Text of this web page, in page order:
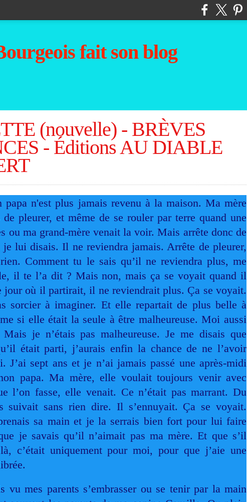
fait son blog
(nouvelle) - BRÈVES
- Éditions AU DIABLE
papa n'est plus jamais revenu à la maison. Ma mère
de pleurer, et même de se rouler par terre quand une
ou ma grand-mère venait la voir. Mais arrête donc de
je lui disais. Il ne reviendra jamais. Arrête de pleurer,
Comment tu le sais qu’il ne reviendra plus, me
il te l’a dit ? Mais non, mais ça se voyait quand il
jour où il partirait, il ne reviendrait plus. Ça se voyait.
sorcier à imaginer. Et elle repartait de plus belle à
si elle était la seule à être malheureuse. Moi aussi
Mais je n’étais pas malheureuse. Je me disais que
était parti, j’aurais enfin la chance de ne l’avoir
J’ai sept ans et je n’ai jamais passé une après-midi
papa. Ma mère, elle voulait toujours venir avec
l’on fasse, elle venait. Ce n’était pas marrant. Du
suivait sans rien dire. Il s’ennuyait. Ça se voyait.
sa main et je la serrais bien fort pour lui faire
je savais qu’il n’aimait pas ma mère. Et que s’il
c’était uniquement pour moi, pour que j’aie une
vu mes parents s’embrasser ou se tenir par la main